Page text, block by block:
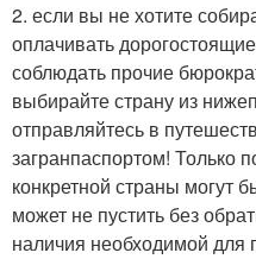
2. если вы не хотите
оплачивать
соблюдать прочие
выбирайте страну из
отправляйтесь в
загранпаспортом! Только
конкретной страны могут
может не пустить без
наличия необходимой